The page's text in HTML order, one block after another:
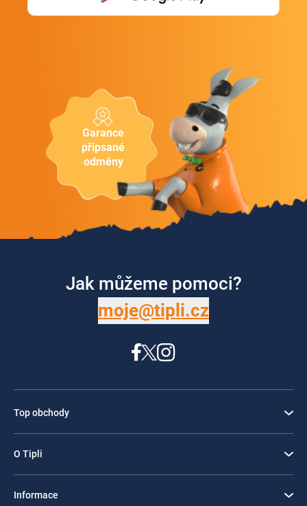
Garance
připsané
odměny
Jak můžeme pomoci?
moje@tipli.cz
Top obchody
O Tipli
Informace